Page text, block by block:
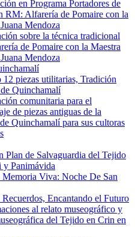
en Programa Portadores de
RM: Alfarería de Pomaire con la
Mendoza
sobre la técnica tradicional
de Pomaire con la Maestra
Mendoza
12 piezas utilitarias, Tradición
Quinchamalí
comunitaria para el
de piezas antiguas de la
Quinchamalí para sus cultoras
Plan de Salvaguardia del Tejido
y Panimávida
Memoria Viva: Noche De San
Encantando el Futuro
al relato museográfico y
del Tejido en Crin en